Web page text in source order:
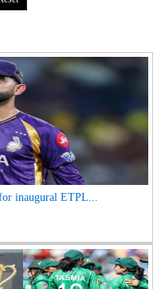
inaugural ETPL...